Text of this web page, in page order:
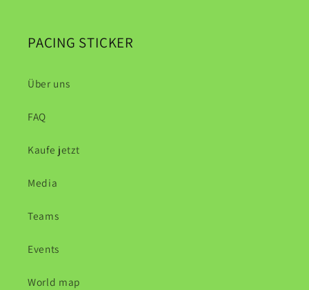
PACING STICKER
Über uns
FAQ
Kaufe jetzt
Media
Teams
Events
World map